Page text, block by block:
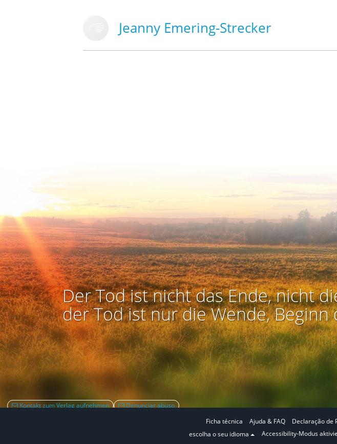
Jeanny Emering-Strecker
Der Tod ist nicht das Ende, nicht
der Tod ist nur die Wende, Beginn
Kontakt zum Verlag aufnehmen
Denunciar abuso
Ficha técnica
Ajuda & FAQ Declaração de
escolha o seu idioma
N
Accessibility-Modus